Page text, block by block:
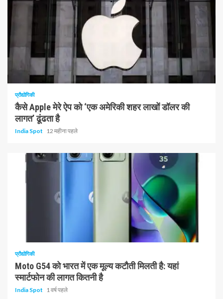
1 न्यूनतम पढ़ा
प्रौद्योगिकी
कैसे Apple मेरे ऐप को ‘एक अमेरिकी शहर लाखों डॉलर की
लागत’ ढूंढता है
India Spot 12 महीना पहले
प्रौद्योगिकी
Moto G54 को भारत में एक मूल्य कटौती मिलती है: यहां
स्मार्टफोन की लागत कितनी है
India Spot 1 वर्ष पहले